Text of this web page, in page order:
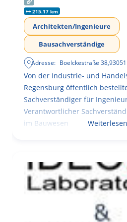
215.17 km
Architekten/Ingenieure
Bausachverständige
Adresse: Boelckestraße 38,93051
Von der Industrie- und
Regensburg öffentlich
Sachverständiger für
Verantwortlicher
im Bauwesen